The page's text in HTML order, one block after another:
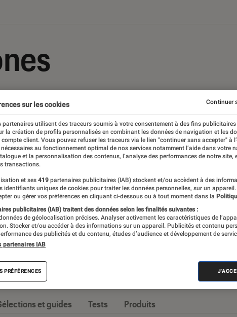
Constructeurs Smartphones
imposé comme l’appareil high-tech par
et tests d’appareils, l’Éclaireur Fnac
quand vient le moment de changer
et guides Tests Produits
sur les cookies
partenaires utilisent des traceurs soumis à votre consentement à des fins
la création de profils personnalisés en combinant les données de navigation et les
compte client. Vous pouvez refuser les traceurs via le lien "continuer sans accepter" à
au fonctionnement optimal de nos services notamment l’aide dans votre
et la personnalisation des contenus, l’analyse des performances de notre site,
transactions.
et ses 419 partenaires publicitaires (IAB) stockent et/ou accèdent à des
identifiants uniques de cookies pour traiter les données personnelles, sur un
ou gérer vos préférences en cliquant ci-dessous ou à tout moment dans la
publicitaires (IAB) traitent des données selon les finalités suivantes :
de géolocalisation précises. Analyser activement les caractéristiques de
Stocker et/ou accéder à des informations sur un appareil. Publicités et contenu
des publicités et du contenu, études d’audience et développement de
partenaires IAB
PRÉFÉRENCES
Continuer